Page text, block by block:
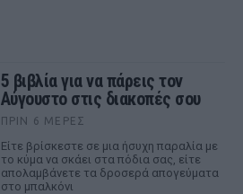
5 βιβλία για να πάρεις τον
Αύγουστο στις διακοπές σου
ΠΡΙΝ 6 ΜΈΡΕΣ
Είτε βρίσκεστε σε μια ήσυχη παραλία με
το κύμα να σκάει στα πόδια σας, είτε
απολαμβάνετε τα δροσερά απογεύματα
στο μπαλκόνι